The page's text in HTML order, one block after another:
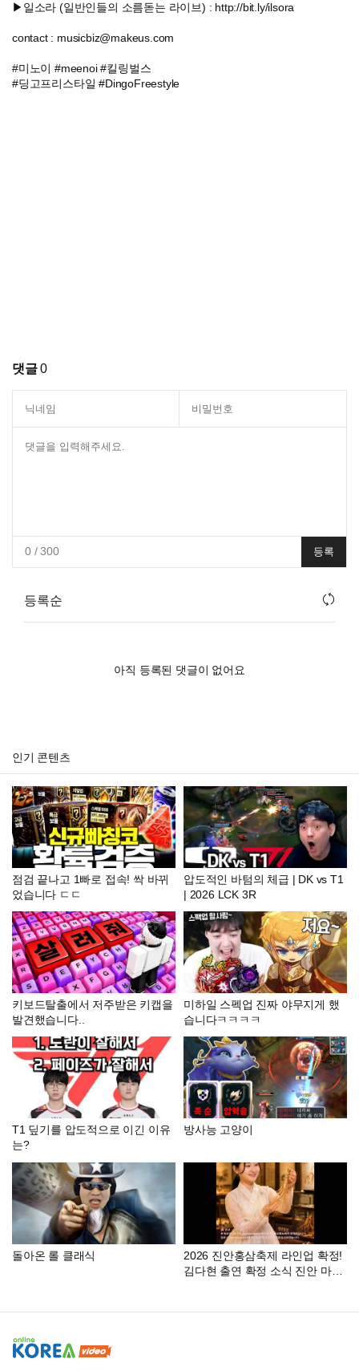
▶일소라 (일반인들의 소름돋는 라이브) : http://bit.ly/ilsora
contact : musicbiz@makeus.com
#미노이 #meenoi #킬링벌스
#딩고프리스타일 #DingoFreestyle
댓글0
0/ 300 등록
등록순
아직 등록된 댓글이 없어요
인기 콘텐츠
점검 끝나고 1빠로 접속! 싹 바뀌
었습니다 ㄷㄷ
압도적인 바텀의 체급 | DK vs T1
| 2026 LCK 3R
키보드탈출에서 저주받은 키캡을
발견했습니다..
미하일 스펙업 진짜 야무지게 했
습니다ㅋㅋㅋㅋ
T1 딮기를 압도적으로 이긴 이유
는?
방사능 고양이
돌아온 롤 클래식
2026 진안홍삼축제 라인업 확정!
김다현 출연 확정 소식 진안 마이